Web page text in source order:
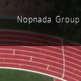
Nopnada Group